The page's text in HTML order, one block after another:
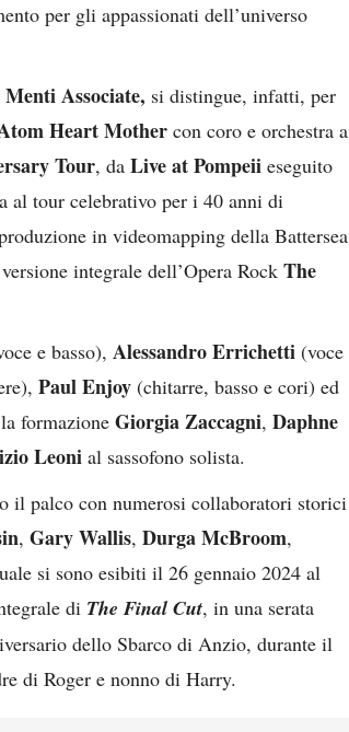
per gli appassionati dell’universo
Associate, si distingue, infatti, per
Heart Mother con coro e orchestra a
Tour, da Live at Pompeii eseguito
al tour celebrativo per i 40 anni di
in videomapping della Battersea
integrale dell’Opera Rock The
e basso), Alessandro Errichetti (voce
Paul Enjoy (chitarre, basso e cori) ed
formazione Giorgia Zaccagni, Daphne
Leoni al sassofono solista.
il palco con numerosi collaboratori storici
, Gary Wallis, Durga McBroom,
si sono esibiti il 26 gennaio 2024 al
di The Final Cut, in una serata
dello Sbarco di Anzio, durante il
di Roger e nonno di Harry.